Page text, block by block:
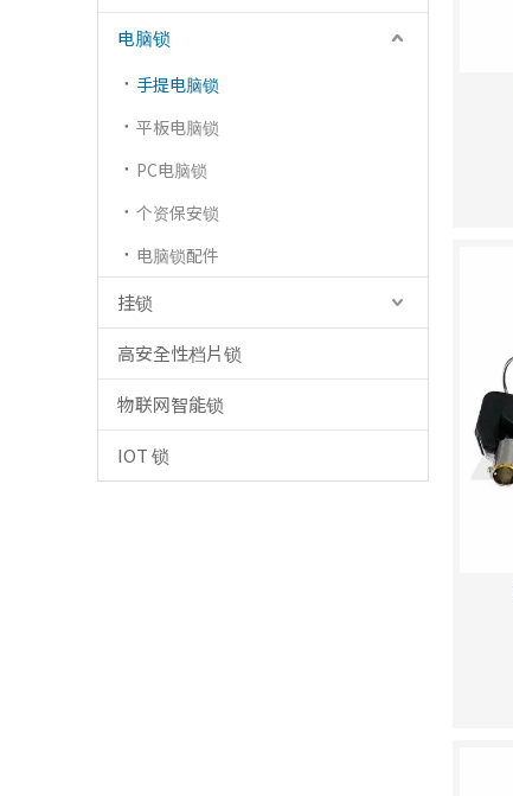
电脑锁
手提电脑锁
平板电脑锁
PC电脑锁
个资保安锁
电脑锁配件
挂锁
高安全性档片锁
物联网智能锁
IOT 锁